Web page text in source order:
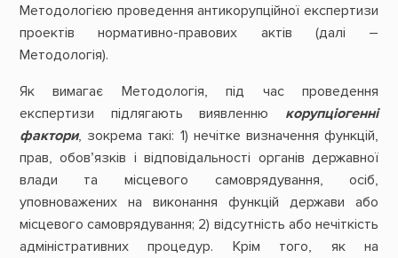
Методологією проведення антикорупційної експертизи
проектів нормативно-правових актів (далі –
Методологія).
Як вимагає Методологія, під час проведення
експертизи підлягають виявленню корупціогенні
фактори, зокрема такі: 1) нечітке визначення функцій,
прав, обов’язків і відповідальності органів державної
влади та місцевого самоврядування, осіб,
уповноважених на виконання функцій держави або
місцевого самоврядування; 2) відсутність або нечіткість
адміністративних процедур. Крім того, як на